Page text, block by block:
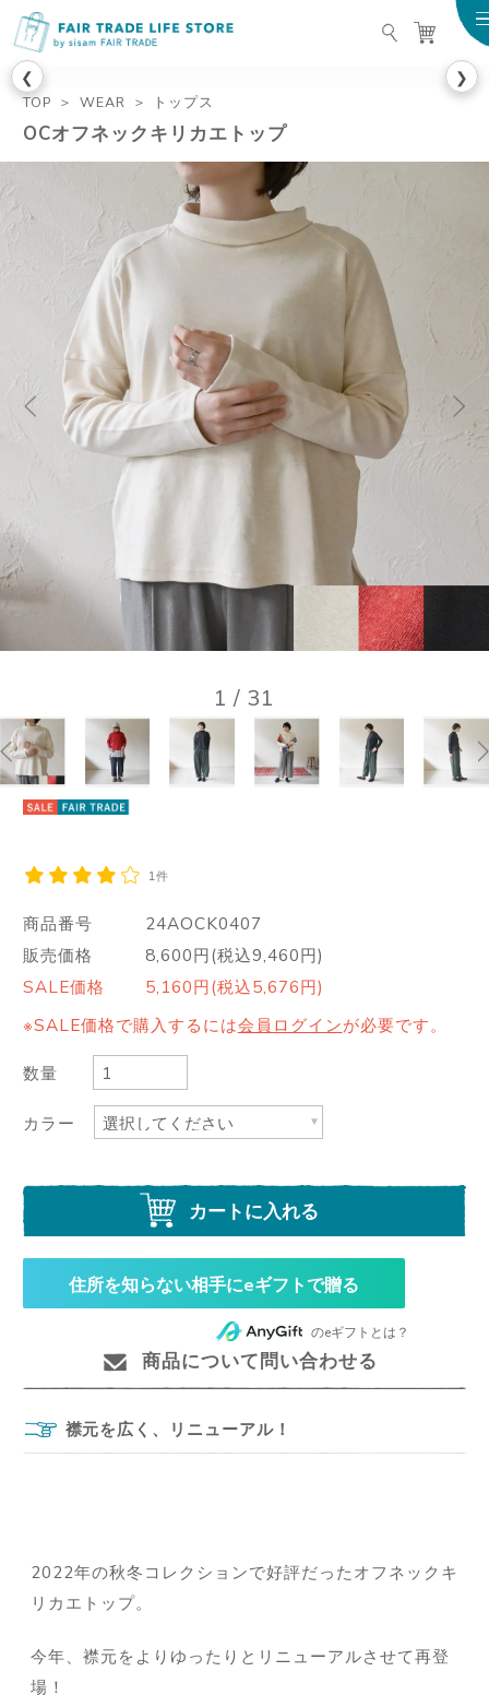
FAIR TRADE LIFE
❮ ❯
TOP WEAR トップス
OCオフネックキリカエトップ
1 / 31
1件
商品番号
24AOCK0407
販売価格
8,600円(税込9,460円)
SALE価格
5,160円(税込5,676円)
※SALE価格で購入するには会員ログインが必要です。
数量
カラー
カートに入れる
住所を知らない相手にeギフトで贈る
のeギフトとは？
商品について問い合わせる
襟元を広く、リニューアル！
2022年の秋冬コレクションで好評だったオフネックキ
リカエトップ。
今年、襟元をよりゆったりとリニューアルさせて再登
場！